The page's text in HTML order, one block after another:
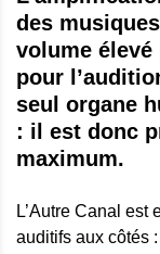
des
volume
pour
seul organe
: il est donc
maximum.
L’Autre Canal
auditifs aux côtés :